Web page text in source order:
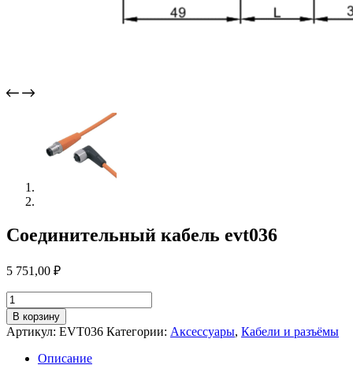
Соединительный кабель evt036
5 751,00 ₽
Количество
товара
Соединительный
кабель
evt036
В корзину
Артикул: EVT036 Категории: Аксессуары, Кабели и разъёмы
Описание